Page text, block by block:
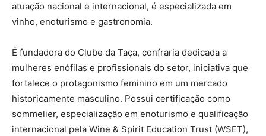
atuação nacional e internacional, é especializada em
vinho, enoturismo e gastronomia.
É fundadora do Clube da Taça, confraria dedicada a
mulheres enófilas e profissionais do setor, iniciativa que
fortalece o protagonismo feminino em um mercado
historicamente masculino. Possui certificação como
sommelier, especialização em enoturismo e qualificação
internacional pela Wine & Spirit Education Trust (WSET),